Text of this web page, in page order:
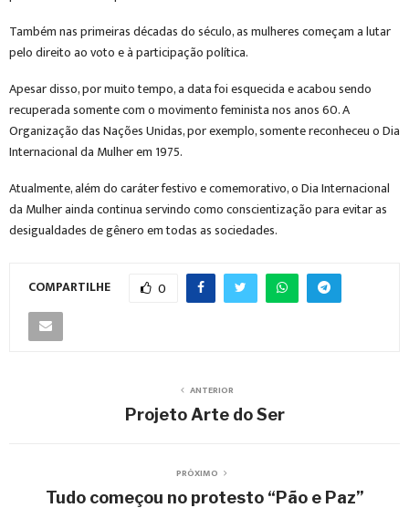
Também nas primeiras décadas do século, as mulheres começam a lutar
pelo direito ao voto e à participação política.
Apesar disso, por muito tempo, a data foi esquecida e acabou sendo
recuperada somente com o movimento feminista nos anos 60. A
Organização das Nações Unidas, por exemplo, somente reconheceu o Dia
Internacional da Mulher em 1975.
Atualmente, além do caráter festivo e comemorativo, o Dia Internacional
da Mulher ainda continua servindo como conscientização para evitar as
desigualdades de gênero em todas as sociedades.
COMPARTILHE 0
ANTERIOR
Projeto Arte do Ser
PRÓXIMO
Tudo começou no protesto “Pão e Paz”